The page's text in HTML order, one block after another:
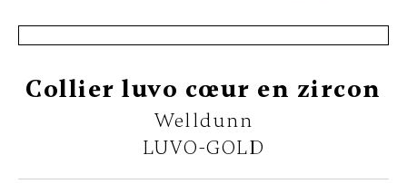
Collier luvo cœur en zircon
Welldunn
LUVO-GOLD